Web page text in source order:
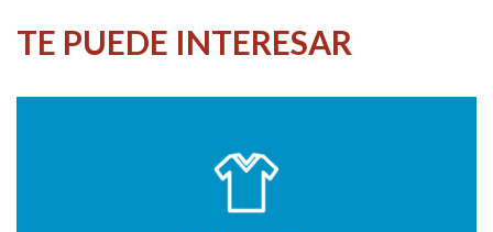
TE PUEDE INTERESAR